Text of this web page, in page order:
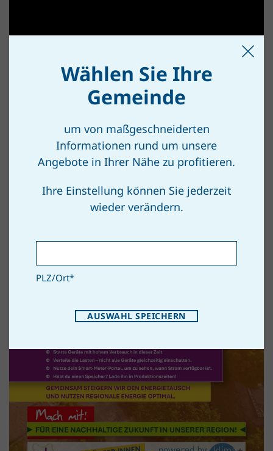
Wählen Sie Ihre
Gemeinde
um von maßgeschneiderten
Informationen rund um unsere
Angebote in Ihrer Nähe zu profitieren.
Ihre Einstellung können Sie jederzeit
wieder verändern.
PLZ/Ort*
AUSWAHL SPEICHERN